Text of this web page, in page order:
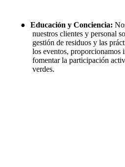
● Educación y Conciencia:
nuestros clientes y personal
gestión de residuos y las
los eventos, proporcionamos
fomentar la participación
verdes.